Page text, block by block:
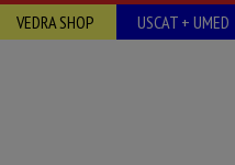
VEDRA SHOP USCAT + UMED